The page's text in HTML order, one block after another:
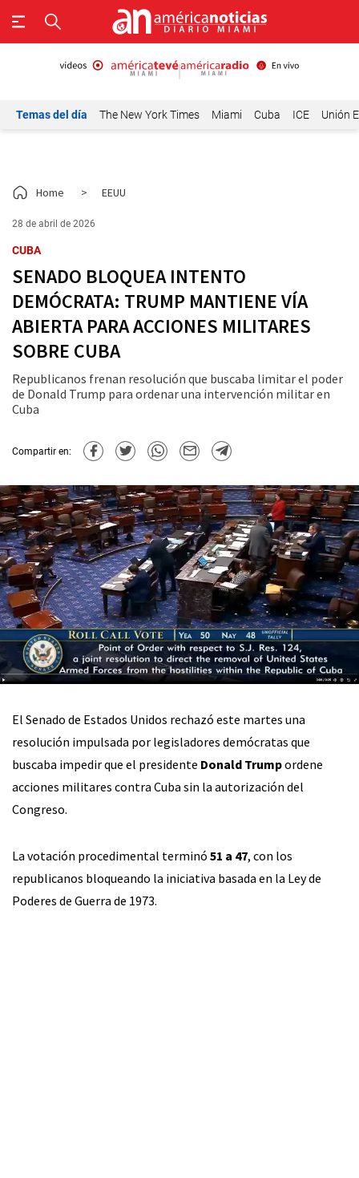
Temas del día The New York Times Miami Cuba ICE Unión
Home > EEUU
28 de abril de 2026
CUBA
SENADO BLOQUEA INTENTO
DEMÓCRATA: TRUMP MANTIENE VÍA
ABIERTA PARA ACCIONES MILITARES
SOBRE CUBA
Republicanos frenan resolución que buscaba limitar el poder
de Donald Trump para ordenar una intervención militar en
Cuba
Compartir en:
El Senado de Estados Unidos rechazó este martes una
resolución impulsada por legisladores demócratas que
buscaba impedir que el presidente Donald Trumpordene
acciones militares contra Cuba sin la autorización del
Congreso.
La votación procedimental terminó 51 a 47, con los
republicanos bloqueando la iniciativa basada en la Ley de
Poderes de Guerra de 1973.